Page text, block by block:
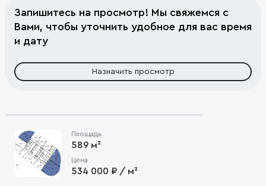
Запишитесь на просмотр! Мы свяжемся с
Вами, чтобы уточнить удобное для вас время
и дату
Назначить просмотр
Площадь
589 м²
Цена
534 000 ₽ / м²